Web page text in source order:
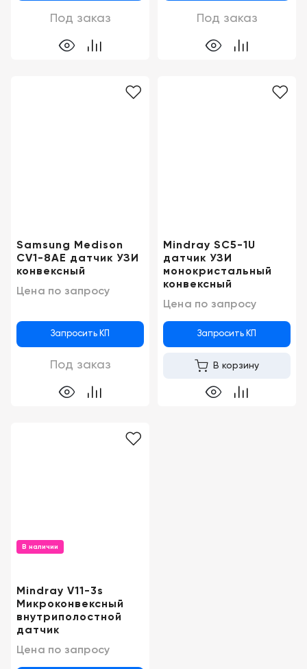
Под заказ Под заказ
Samsung Medison
CV1-8AE датчик УЗИ
конвексный
Цена по запросу
Запросить КП
Под заказ
Mindray SC5-1U
датчик УЗИ
монокристальный
конвексный
Цена по запросу
Запросить КП
В корзину
В наличии
Mindray V11-3s
Микроконвексный
внутриполостной
датчик
Цена по запросу